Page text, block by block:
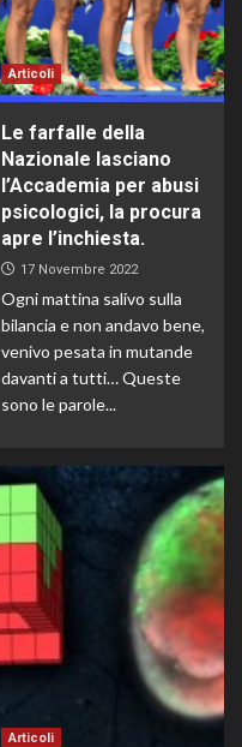
Articoli
Le farfalle della
Nazionale lasciano
l’Accademia per abusi
psicologici, la procura
apre l’inchiesta.
17 Novembre 2022
Ogni mattina salivo sulla
bilancia e non andavo bene,
venivo pesata in mutande
davanti a tutti… Queste
sono le parole...
Articoli